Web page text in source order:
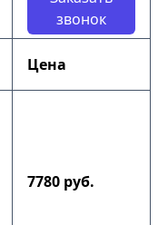
звонок
Цена
7780 руб.